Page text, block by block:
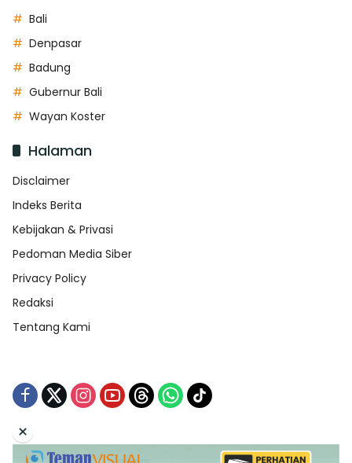
Bali
Denpasar
Badung
Gubernur Bali
Wayan Koster
Halaman
Disclaimer
Indeks Berita
Kebijakan & Privasi
Pedoman Media Siber
Privacy Policy
Redaksi
Tentang Kami
Tentang Kami Redaksi Indeks Berita
×